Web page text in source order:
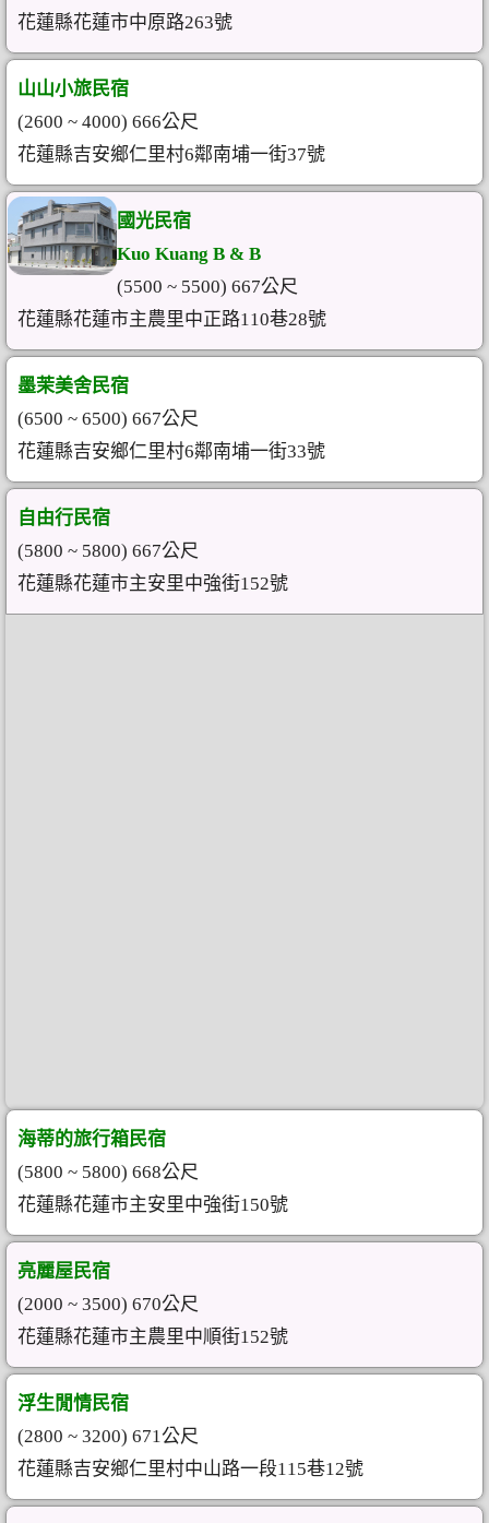
花蓮縣花蓮市中原路263號
山山小旅民宿
(2600 ~ 4000) 666公尺
花蓮縣吉安鄉仁里村6鄰南埔一街37號
國光民宿
Kuo Kuang B & B
(5500 ~ 5500) 667公尺
花蓮縣花蓮市主農里中正路110巷28號
墨茉美舍民宿
(6500 ~ 6500) 667公尺
花蓮縣吉安鄉仁里村6鄰南埔一街33號
自由行民宿
(5800 ~ 5800) 667公尺
花蓮縣花蓮市主安里中強街152號
海蒂的旅行箱民宿
(5800 ~ 5800) 668公尺
花蓮縣花蓮市主安里中強街150號
亮麗屋民宿
(2000 ~ 3500) 670公尺
花蓮縣花蓮市主農里中順街152號
浮生閒情民宿
(2800 ~ 3200) 671公尺
花蓮縣吉安鄉仁里村中山路一段115巷12號